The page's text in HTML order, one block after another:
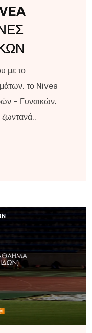
με το
το Nivea
– Γυναικών.